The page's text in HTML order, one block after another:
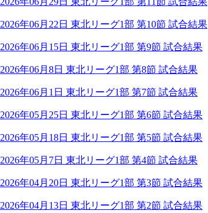
2026年06月22日 東北リーグ1部 第10節 試合結果
2026年06月15日 東北リーグ1部 第9節 試合結果
2026年06月8日 東北リーグ1部 第8節 試合結果
2026年06月1日 東北リーグ1部 第7節 試合結果
2026年05月25日 東北リーグ1部 第6節 試合結果
2026年05月18日 東北リーグ1部 第5節 試合結果
2026年05月7日 東北リーグ1部 第4節 試合結果
2026年04月20日 東北リーグ1部 第3節 試合結果
2026年04月13日 東北リーグ1部 第2節 試合結果